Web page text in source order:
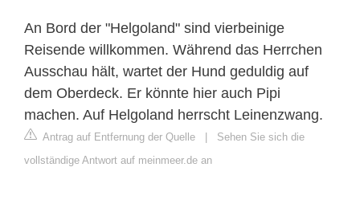
An Bord der "Helgoland" sind vierbeinige
Reisende willkommen. Während das Herrchen
Ausschau hält, wartet der Hund geduldig auf
dem Oberdeck. Er könnte hier auch Pipi
machen. Auf Helgoland herrscht Leinenzwang.
Antrag auf Entfernung der Quelle
Sehen Sie sich die
vollständige Antwort auf meinmeer.de an